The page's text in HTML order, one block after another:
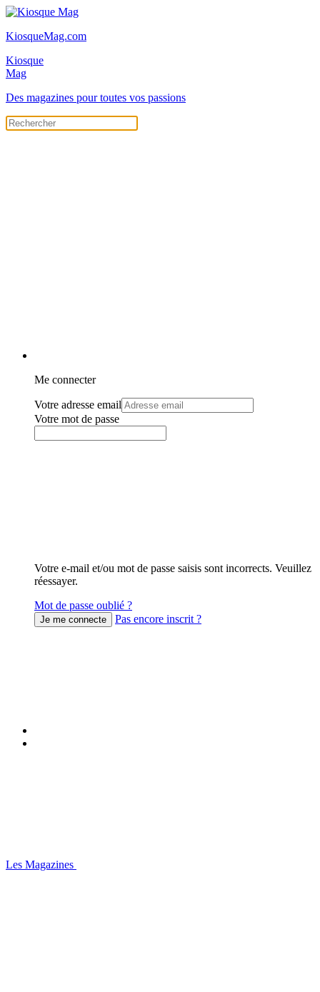
KiosqueMag.com
Kiosque
Mag
Des magazines pour toutes vos passions
Me connecter
Votre adresse email
Votre mot de passe
Votre e-mail et/ou mot de passe saisis sont incorrects. Veuillez
réessayer.
Mot de passe oublié ?
Pas encore inscrit ?
Les Magazines